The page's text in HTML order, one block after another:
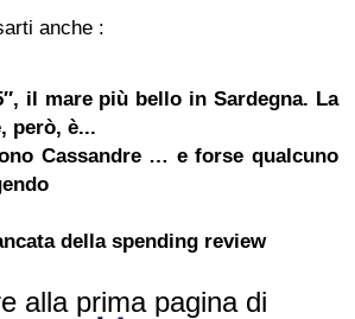
anche :
il mare più bello in Sardegna. La
però, è...
Cassandre … e forse qualcuno
della spending review
alla prima pagina di